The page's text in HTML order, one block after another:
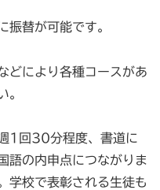
替が可能です。
により各種コースがあ
。
1回30分程度、書道に
語の内申点につながりま
学校で表彰される生徒も